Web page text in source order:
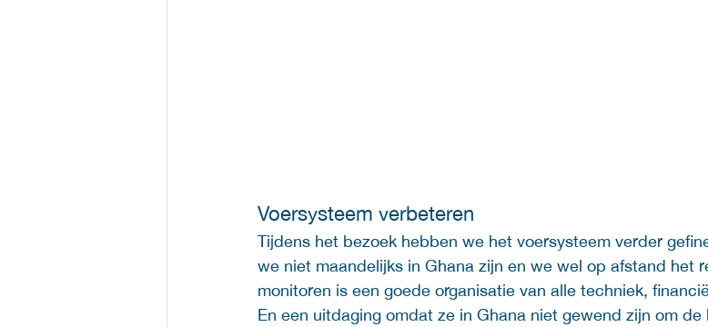
Voersysteem verbeteren
Tijdens het bezoek hebben we het voersysteem verder
we niet maandelijks in Ghana zijn en we wel op afstand het
monitoren is een goede organisatie van alle techniek,
En een uitdaging omdat ze in Ghana niet gewend zijn om de